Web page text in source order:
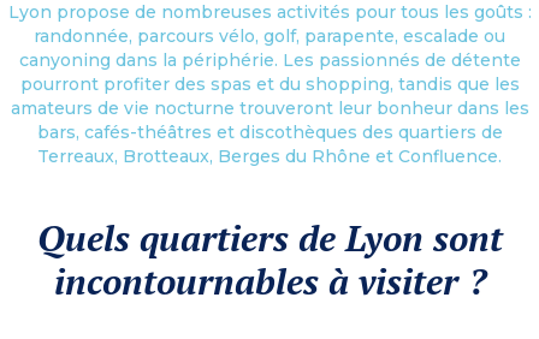
Lyon propose de nombreuses activités pour tous les goûts :
randonnée, parcours vélo, golf, parapente, escalade ou
canyoning dans la périphérie. Les passionnés de détente
pourront profiter des spas et du shopping, tandis que les
amateurs de vie nocturne trouveront leur bonheur dans les
bars, cafés-théâtres et discothèques des quartiers de
Terreaux, Brotteaux, Berges du Rhône et Confluence.
Quels quartiers de Lyon sont
incontournables à visiter ?